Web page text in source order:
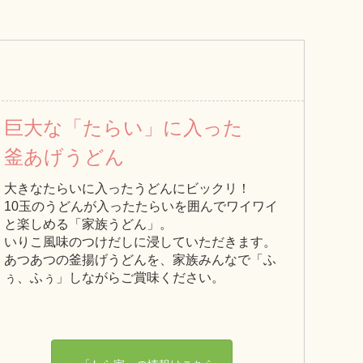
巨大な「たらい」に入った
釜あげうどん
大きなたらいに入ったうどんにビックリ！
10玉のうどんが入ったたらいを囲んでワイワイ
と楽しめる「家族うどん」。
いりこ風味のつけだしに浸していただきます。
あつあつの釜揚げうどんを、家族みんなで「ふ
ぅ、ふぅ」しながらご賞味ください。